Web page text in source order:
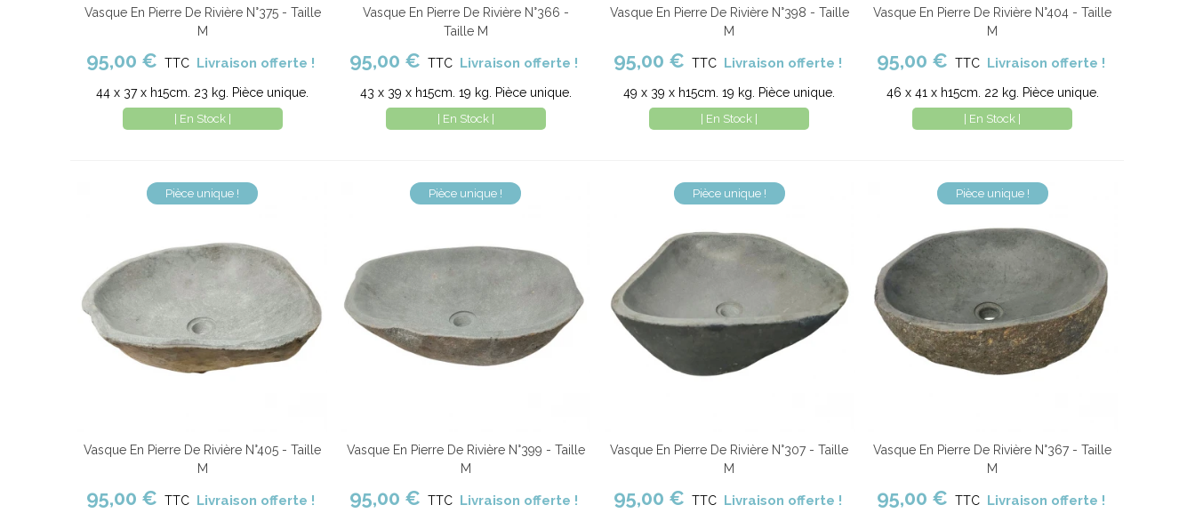
Ajouter au panier Comparer
Vasque En Pierre De Rivière N°375 - Taille
M
95,00 € TTC Livraison offerte !
44 x 37 x h15cm. 23 kg. Pièce unique.
| En Stock |
Ajouter au panier Comparer
Vasque En Pierre De Rivière N°366 -
Taille M
95,00 € TTC Livraison offerte !
43 x 39 x h15cm. 19 kg. Pièce unique.
| En Stock |
Ajouter au panier Comparer
Vasque En Pierre De Rivière N°398 - Taille
M
95,00 € TTC Livraison offerte !
49 x 39 x h15cm. 19 kg. Pièce unique.
| En Stock |
Ajouter au panier Comparer
Vasque En Pierre De Rivière N°404 - Taille
M
95,00 € TTC Livraison offerte !
46 x 41 x h15cm. 22 kg. Pièce unique.
| En Stock |
Pièce unique !
Ajouter au panier Comparer
Vasque En Pierre De Rivière N°405 - Taille
M
95,00 € TTC Livraison offerte !
Pièce unique !
Ajouter au panier Comparer
Vasque En Pierre De Rivière N°399 - Taille
M
95,00 € TTC Livraison offerte !
Pièce unique !
Ajouter au panier Comparer
Vasque En Pierre De Rivière N°307 - Taille
M
95,00 € TTC Livraison offerte !
Pièce unique !
Ajouter au panier Comparer
Vasque En Pierre De Rivière N°367 - Taille
M
95,00 € TTC Livraison offerte !